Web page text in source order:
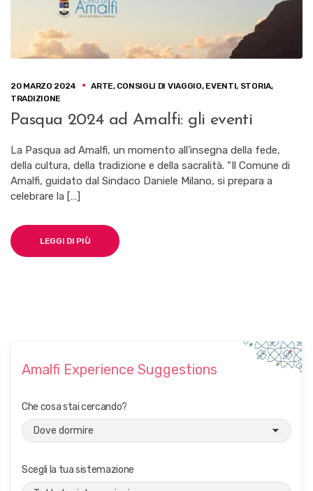
20 MARZO 2024 ARTE, CONSIGLI DI VIAGGIO, EVENTI, STORIA,
TRADIZIONE
Pasqua 2024 ad Amalfi: gli eventi
La Pasqua ad Amalfi, un momento all’insegna della fede,
della cultura, della tradizione e della sacralità. “Il Comune di
Amalfi, guidato dal Sindaco Daniele Milano, si prepara a
celebrare la […]
LEGGI DI PIÙ
Amalfi Experience Suggestions
Che cosa stai cercando?
Scegli la tua sistemazione